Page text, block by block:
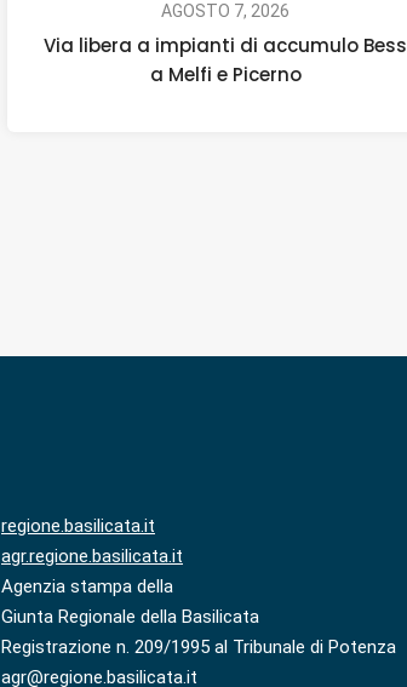
AGOSTO 7, 2026
Via libera a impianti di accumulo Bess
a Melfi e Picerno
regione.basilicata.it
agr.regione.basilicata.it
Agenzia stampa della
Giunta Regionale della Basilicata
Registrazione n. 209/1995 al Tribunale di Potenza
agr@regione.basilicata.it